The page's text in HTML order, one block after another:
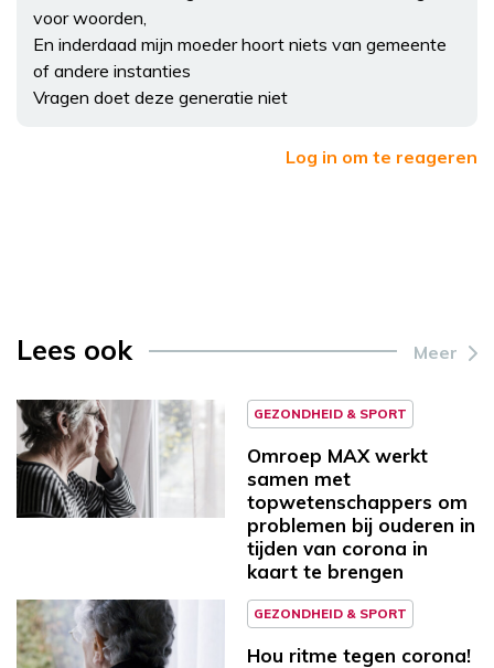
voor woorden,
En inderdaad mijn moeder hoort niets van gemeente
of andere instanties
Vragen doet deze generatie niet
Log in om te reageren
Lees ook Meer
GEZONDHEID & SPORT
Omroep MAX werkt
samen met
topwetenschappers om
problemen bij ouderen in
tijden van corona in
kaart te brengen
GEZONDHEID & SPORT
Hou ritme tegen corona!